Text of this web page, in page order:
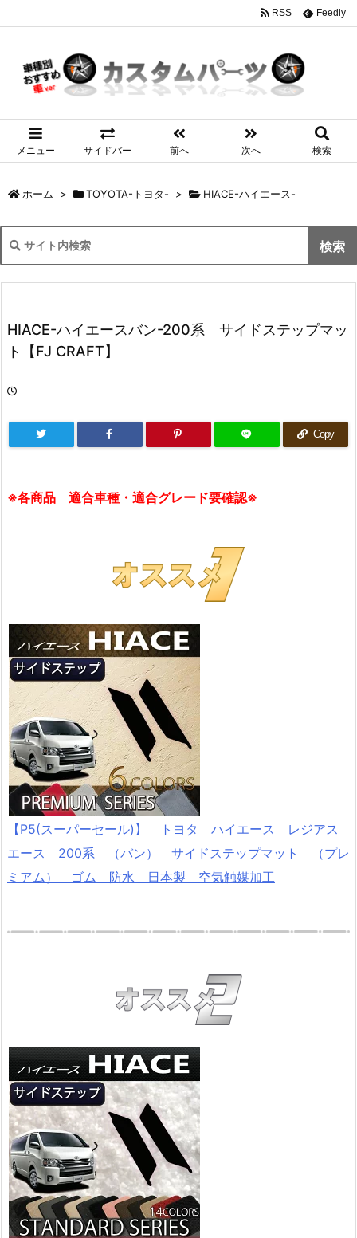
メニュー サイドバー 前へ 次へ 検索
RSS Feedly
ホーム > TOYOTA-トヨタ- > HIACE-ハイエース-
HIACE-ハイエースバン-200系 サイドステップマッ
ト【FJ CRAFT】
Copy
※各商品 適合車種・適合グレード要確認※
【P5(スーパーセール)】 トヨタ ハイエース レジアス
エース 200系 （バン） サイドステップマット （プレ
ミアム） ゴム 防水 日本製 空気触媒加工